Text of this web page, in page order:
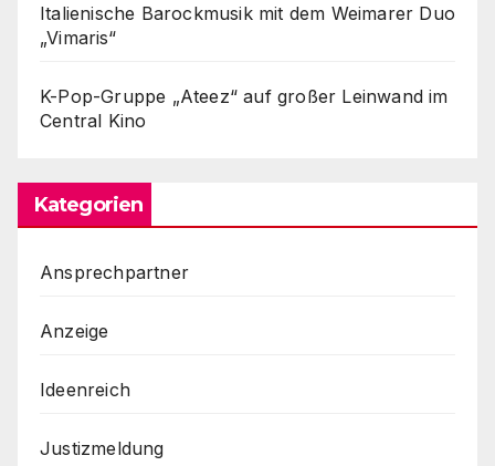
Italienische Barockmusik mit dem Weimarer Duo
„Vimaris“
K-Pop-Gruppe „Ateez“ auf großer Leinwand im
Central Kino
Kategorien
Ansprechpartner
Anzeige
Ideenreich
Justizmeldung